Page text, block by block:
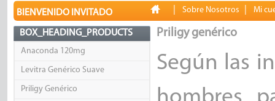
BIENVENIDO INVITADO Sobre Nosotros Mi
BOX_HEADING_PRODUCTS
Anaconda 120mg
Levitra Genérico Suave
Priligy Genérico
Priligy genérico
Según las